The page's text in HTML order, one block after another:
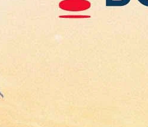
Афиша Plus